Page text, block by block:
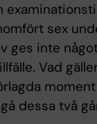
sex
ges inte
Vad
dessa två